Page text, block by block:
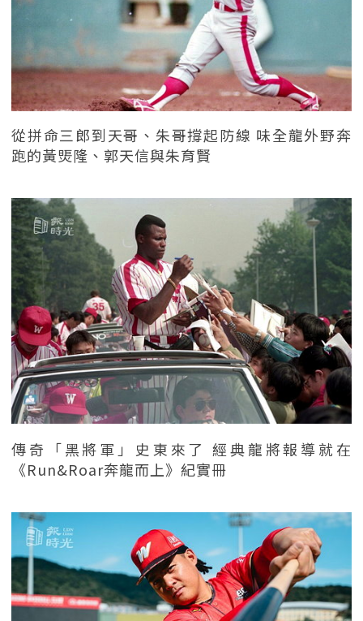
從拼命三郎到天哥、朱哥撐起防線 味全龍外野奔
跑的黃煚隆、郭天信與朱育賢
傳奇「黑將軍」史東來了 經典龍將報導就在
《Run&Roar奔龍而上》紀實冊